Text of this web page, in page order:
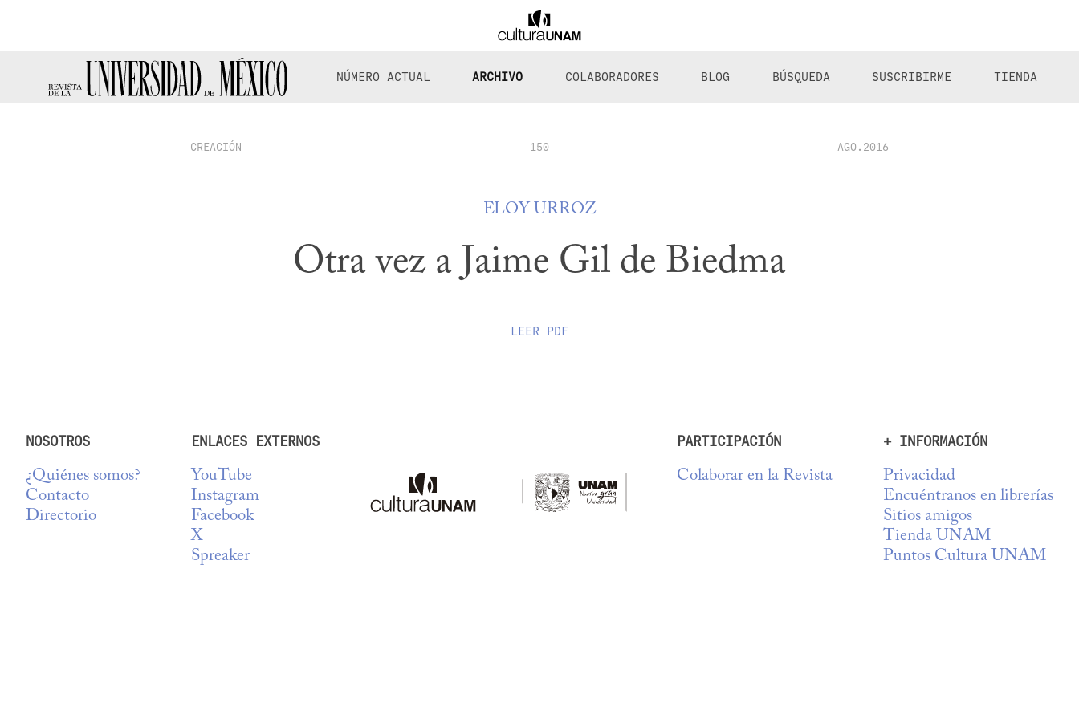
NÚMERO ACTUAL ARCHIVO COLABORADORES BLOG BÚSQUEDA SUSCRIBIRME TIENDA
CREACIÓN 150 AGO.2016
ELOY URROZ
Otra vez a Jaime Gil de Biedma
LEER PDF
NOSOTROS
¿Quiénes somos?
Contacto
Directorio
ENLACES EXTERNOS
YouTube
Instagram
Facebook
X
Spreaker
PARTICIPACIÓN
Colaborar en la Revista
+ INFORMACIÓN
Privacidad
Encuéntranos en librerías
Sitios amigos
Tienda UNAM
Puntos Cultura UNAM